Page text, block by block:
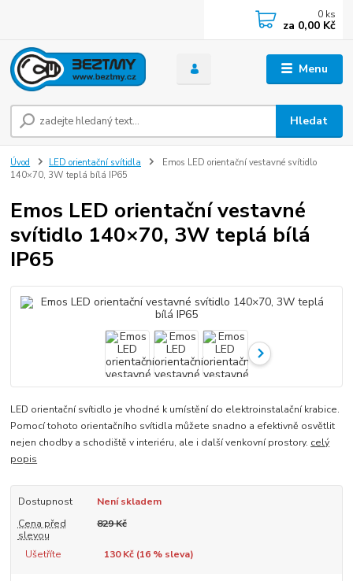
Menu
Hledat
0 ks
za 0,00 Kč
Úvod LED orientační svítidla
Emos LED orientační vestavné svítidlo
140×70, 3W teplá bílá IP65
Emos LED orientační vestavné
svítidlo 140×70, 3W teplá bílá
IP65
LED orientační svítidlo je vhodné k umístění do elektroinstalační krabice.
Pomocí tohoto orientačního svítidla můžete snadno a efektivně osvětlit
nejen chodby a schodiště v interiéru, ale i další venkovní prostory. celý
popis
Dostupnost
Není skladem
Cena před
slevou
829 Kč
Ušetříte 130 Kč (16% sleva)